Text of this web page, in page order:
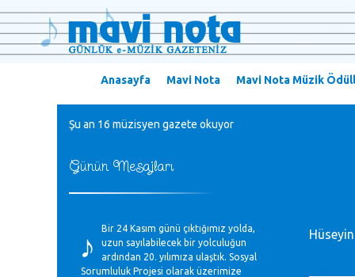
Anasayfa Mavi Nota Mavi Nota Müzik
Şu an 16 müzisyen gazete okuyor
Günün Mesajları
♪
Bir 24 Kasım günü çıktığımız yolda,
uzun sayılabilecek bir yolculuğun
ardından 20. yılımıza ulaştık. Sosyal
Sorumluluk Projesi olarak üzerimize